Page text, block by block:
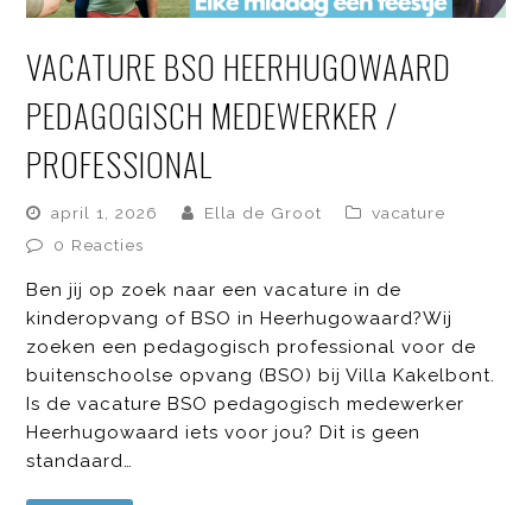
VACATURE BSO HEERHUGOWAARD
PEDAGOGISCH MEDEWERKER /
PROFESSIONAL
april 1, 2026 Ella de Groot
vacature
0 Reacties
Ben jij op zoek naar een vacature in de
kinderopvang of BSO in Heerhugowaard?Wij
zoeken een pedagogisch professional voor de
buitenschoolse opvang (BSO) bij Villa Kakelbont.
Is de vacature BSO pedagogisch medewerker
Heerhugowaard iets voor jou? Dit is geen
standaard…